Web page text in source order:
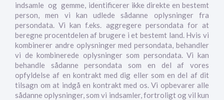
indsamle og gemme, identificerer ikke direkte en bestemt
person, men vi kan udlede sådanne oplysninger fra
persondata. Vi kan f.eks. aggregere persondata for at
beregne procentdelen af brugere i et bestemt land. Hvis vi
kombinerer andre oplysninger med persondata, behandler
vi de kombinerede oplysninger som persondata. Vi kan
behandle sådanne persondata som en del af vores
opfyldelse af en kontrakt med dig eller som en del af dit
tilsagn om at indgå en kontrakt med os. Vi opbevarer alle
sådanne oplysninger, som vi indsamler, fortroligt og vil kun